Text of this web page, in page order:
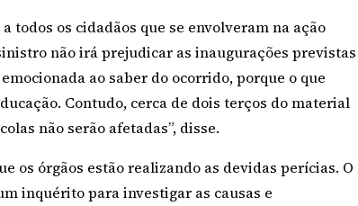
todos os cidadãos que se envolveram na ação
não irá prejudicar as inaugurações previstas
ao saber do ocorrido, porque o que
Contudo, cerca de dois terços do material
não serão afetadas”, disse.
os órgãos estão realizando as devidas perícias. O
inquérito para investigar as causas e